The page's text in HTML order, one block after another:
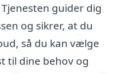
guider dig
og sikrer, at du
så du kan vælge
til dine behov og